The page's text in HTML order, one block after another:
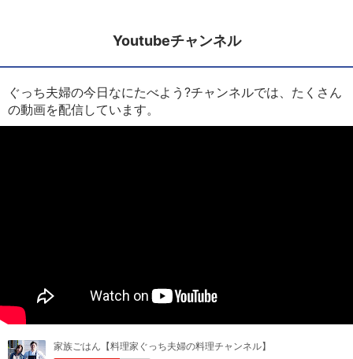
Youtubeチャンネル
ぐっち夫婦の今日なにたべよう?チャンネルでは、たくさん
の動画を配信しています。